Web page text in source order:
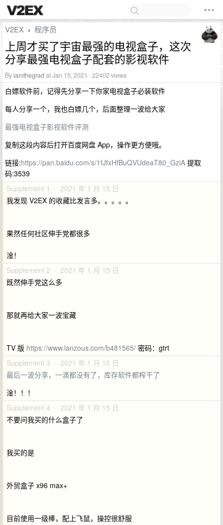
V2EX › 程序员
上周才买了宇宙最强的电视盒子，这次
分享最强电视盒子配套的影视软件
Byiamthegrad at Jan 15, 2021 · 22402 views
白嫖软件前，记得先分享一下你家电视盒子必装软件
每人分享一个，我也白嫖几个，后面整理一波给大家
最强电视盒子影视软件评测
复制这段内容后打开百度网盘 App，操作更方便哦。
链接:https://pan.baidu.com/s/1fJfxHfBuQVUdeaT80_GziA 提取
码:3539
Supplement 1 · 2021 年 1 月 15 日
我发现 V2EX 的收藏比发言多。。。。。
果然任何社区伸手党都很多
淦！
Supplement 2 · 2021 年 1 月 15 日
既然伸手党这么多
那就再给大家一波宝藏
TV 版 https://www.lanzous.com/b481565/ 密码：gtrt
Supplement 3 · 2021 年 1 月 15 日
最后一波分享，一滴都没有了，库存软件都榨干了
淦！！！
Supplement 4 · 2021 年 1 月 15 日
不要问我买的什么盒子了
我买的是
外贸盒子 x96 max+
目前使用一级棒，配上飞鼠，操控很舒服